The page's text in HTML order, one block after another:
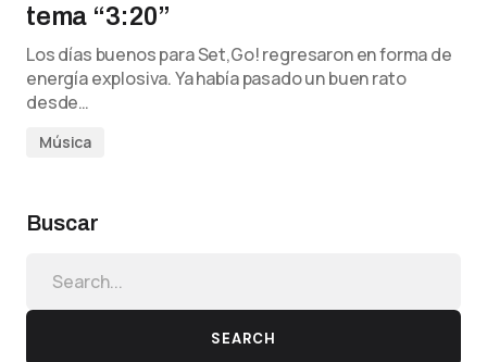
tema “3:20”
Los días buenos para Set,Go! regresaron en forma de
energía explosiva. Ya había pasado un buen rato
desde…
Música
Buscar
SEARCH